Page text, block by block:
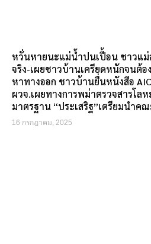
หวั่นหายนะแม่น้ำปนเปื้อน ชาวแม่
จริง-เผยชาวบ้านเครียดหนักจนต้
หาทางออก ชาวบ้านยื่นหนังสือ
ผวจ.เผยทางการพม่าตรวจสารโล
มาตรฐาน “ประเสริฐ”เตรียมนำค
16 กรกฎาคม, 2025